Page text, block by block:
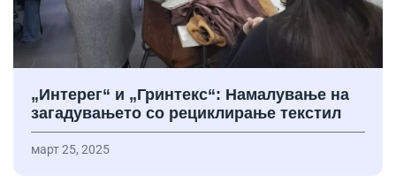
„Интерег“ и „Гринтекс“: Намалување на
загадувањето со рециклирање текстил
март 25, 2025